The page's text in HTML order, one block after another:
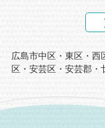
広島市中区・東区・西
区・安芸区・ 安芸郡・